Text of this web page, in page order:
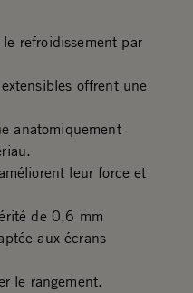
refroidissement par
offrent une
anatomiquement
leur force et
de 0,6 mm
aux écrans
le rangement.